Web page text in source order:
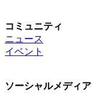
コミュニティ
ニュース
イベント
ソーシャルメディア